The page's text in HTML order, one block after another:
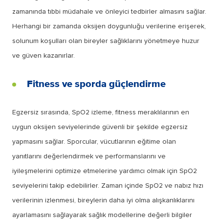
zamanında tıbbi müdahale ve önleyici tedbirler almasını sağlar.
Herhangi bir zamanda oksijen doygunluğu verilerine erişerek,
solunum koşulları olan bireyler sağlıklarını yönetmeye huzur
ve güven kazanırlar.
Fitness ve sporda güçlendirme
Egzersiz sırasında, SpO2 izleme, fitness meraklılarının en
uygun oksijen seviyelerinde güvenli bir şekilde egzersiz
yapmasını sağlar. Sporcular, vücutlarının eğitime olan
yanıtlarını değerlendirmek ve performanslarını ve
iyileşmelerini optimize etmelerine yardımcı olmak için SpO2
seviyelerini takip edebilirler. Zaman içinde SpO2 ve nabız hızı
verilerinin izlenmesi, bireylerin daha iyi olma alışkanlıklarını
ayarlamasını sağlayarak sağlık modellerine değerli bilgiler